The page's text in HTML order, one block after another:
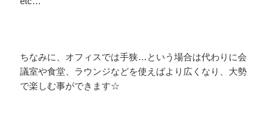
ちなみに、オフィスでは手狭…という場合は代わりに会
議室や食堂、ラウンジなどを使えばより広くなり、大勢
で楽しむ事ができます☆